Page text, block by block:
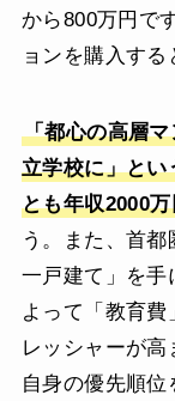
から800万円で
ョンを購入する
「都心の高層
立学校に」とい
とも年収2000
う。また、首
一戸建て」を手
よって「教育
レッシャーが高
自身の優先順